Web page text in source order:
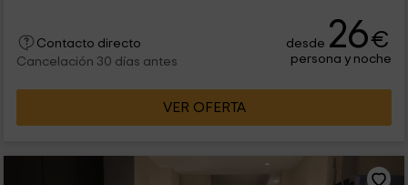
Contacto directo
Cancelación 30 días antes
desde 26€
persona y noche
VER OFERTA